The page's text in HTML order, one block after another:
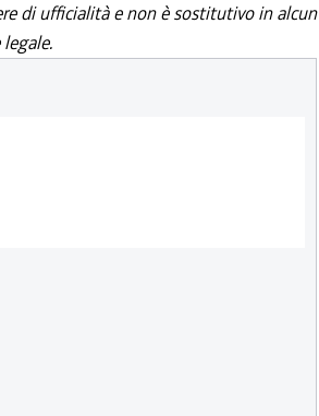
di ufficialità e non è sostitutivo in alcun